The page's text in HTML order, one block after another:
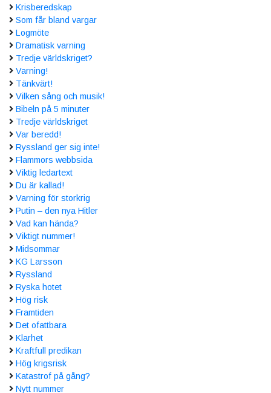
Krisberedskap
Som får bland vargar
Logmöte
Dramatisk varning
Tredje världskriget?
Varning!
Tänkvärt!
Vilken sång och musik!
Bibeln på 5 minuter
Tredje världskriget
Var beredd!
Ryssland ger sig inte!
Flammors webbsida
Viktig ledartext
Du är kallad!
Varning för storkrig
Putin – den nya Hitler
Vad kan hända?
Viktigt nummer!
Midsommar
KG Larsson
Ryssland
Ryska hotet
Hög risk
Framtiden
Det ofattbara
Klarhet
Kraftfull predikan
Hög krigsrisk
Katastrof på gång?
Nytt nummer